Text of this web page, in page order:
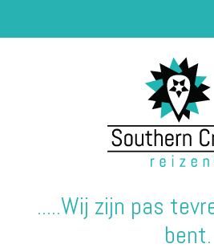
.....Wij zijn pas
bent.